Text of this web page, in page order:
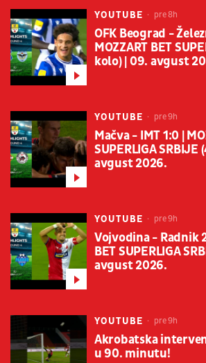
YOUTUBE pre 8h
OFK Beograd -
MOZZART BET
kolo) | 09. avgust
YOUTUBE pre 9h
Mačva - IMT 1:0 |
SUPERLIGA SRBIJE
avgust 2026.
YOUTUBE pre 9h
Vojvodina - Radnik
BET SUPERLIGA
avgust 2026.
YOUTUBE pre 9h
Akrobatska
u 90. minutu!